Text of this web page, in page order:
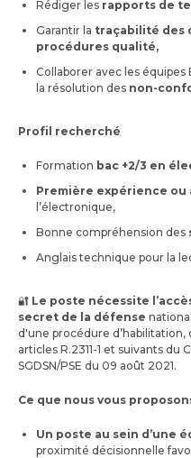
Rédiger les rapports de
Garantir la traçabilité des
procédures qualité,
Collaborer avec les équipes
la résolution des non-
Profil recherché
Formation bac +2/3 en
Première expérience ou
l’électronique,
Bonne compréhension des
Anglais technique pour la
🔐 Le poste nécessite
secret de la défense
d'une procédure
articles R.2311-1 et suivants du
SGDSN/PSE du 09 août 2021.
Ce que nous vous
Un poste au sein d’une
proximité décisionnelle